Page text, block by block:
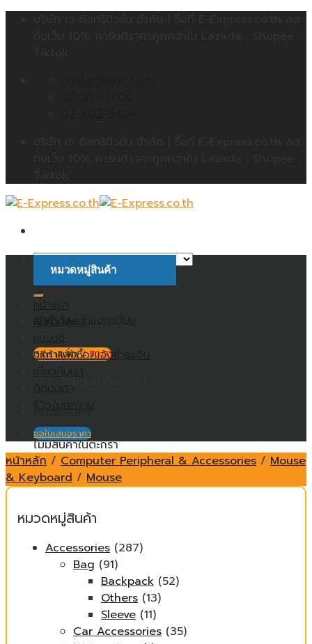
ค้นหา:
ตะกร้าสินค้า /฿0.00
ไม่มีสินค้าในตะกร้า
หมวดหมู่สินค้า
วิธีการสั่งซื้อ/แจ้งชำระเงิน
ติดต่อเรา
ขอใบเสนอราคา
หน้าหลัก / Computer Peripheral & Accessories / Mouse
& Keyboard / Mouse
หมวดหมู่สินค้า
Accessories (287)
Bag (91)
Backpack (52)
Others (13)
Sleeve (11)
Car Accessories (35)